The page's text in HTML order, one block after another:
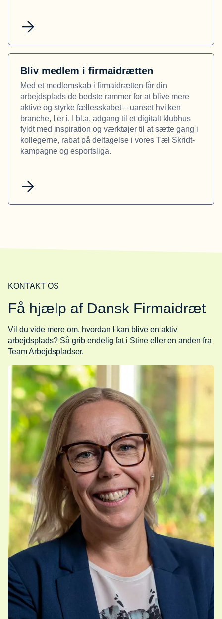
Bliv medlem i firmaidrætten
Med et medlemskab i firmaidrætten får din
arbejdsplads de bedste rammer for at blive mere
aktive og styrke fællesskabet – uanset hvilken
branche, I er i. I bl.a. adgang til et digitalt klubhus
fyldt med inspiration og værktøjer til at sætte gang i
kollegerne, rabat på deltagelse i vores Tæl Skridt-
kampagne og esportsliga.
KONTAKT OS
Få hjælp af Dansk Firmaidræt
Vil du vide mere om, hvordan I kan blive en aktiv
arbejdsplads? Så grib endelig fat i Stine eller en anden fra
Team Arbejdspladser.